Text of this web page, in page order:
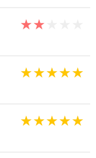
★★
★★★★★
★★★★★